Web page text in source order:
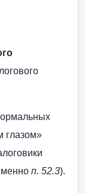
глазом»
п. 52.3).